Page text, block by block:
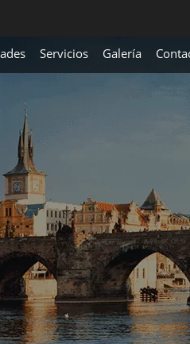
Servicios Galería